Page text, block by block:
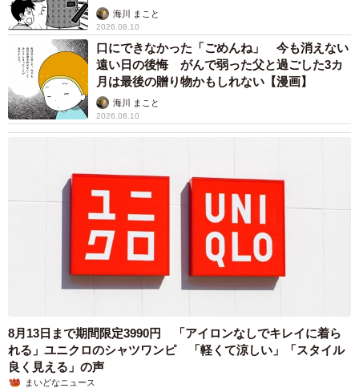
海川 まこと
2026.08.10
口にできなかった「ごめんね」 今も消えない
遠い日の後悔 がんで弱った父と過ごした3カ
月は最後の贈り物かもしれない【漫画】
海川 まこと
2026.08.10
8月13日まで期間限定3990円 「アイロンなしでキレイに着ら
れる」ユニクロのシャツワンピ 「軽くて涼しい」「スタイル
良く見える」の声
まいどなニュース